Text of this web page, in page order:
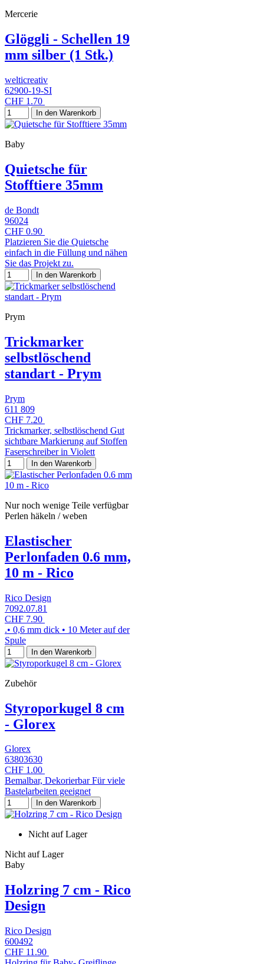
Mercerie
Glöggli - Schellen 19
mm silber (1 Stk.)
welticreativ
62900-19-SI
CHF 1.70
In den Warenkorb
Baby
Quietsche für
Stofftiere 35mm
de Bondt
96024
CHF 0.90
Platzieren Sie die Quietsche
einfach in die Füllung und nähen
Sie das Projekt zu.
In den Warenkorb
Prym
Trickmarker
selbstlöschend
standart - Prym
Prym
611 809
CHF 7.20
Trickmarker, selbstlöschend Gut
sichtbare Markierung auf Stoffen
Faserschreiber in Violett
In den Warenkorb
Nur noch wenige Teile verfügbar
Perlen häkeln / weben
Elastischer
Perlonfaden 0.6 mm,
10 m - Rico
Rico Design
7092.07.81
CHF 7.90
.• 0,6 mm dick • 10 Meter auf der
Spule
In den Warenkorb
Zubehör
Styroporkugel 8 cm
- Glorex
Glorex
63803630
CHF 1.00
Bemalbar, Dekorierbar Für viele
Bastelarbeiten geeignet
In den Warenkorb
Nicht auf Lager
Nicht auf Lager
Baby
Holzring 7 cm - Rico
Design
Rico Design
600492
CHF 11.90